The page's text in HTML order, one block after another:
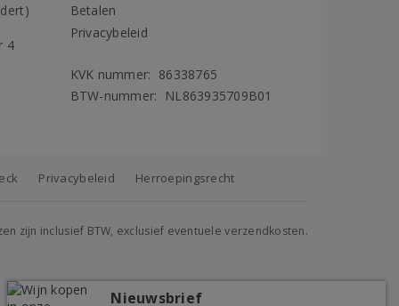
4
Betalen
Privacybeleid
KVK nummer: 86338765
BTW-nummer: NL863935709B01
Privacybeleid Herroepingsrecht
zijn inclusief BTW, exclusief eventuele verzendkosten.
Nieuwsbrief